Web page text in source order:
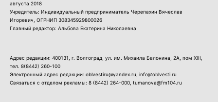
августа 2018
Учредитель: Индивидуальный предприниматель Черепахин Вячеслав
Игоревич, ОГРНИП 308345929800026
Главный редактор: Альбова Екатерина Николаевна
Адрес редакции: 400131, г. Волгоград, ул. им. Михаила Балонина, 2А, пом XIII,
тел. 8(8442) 260-100
Электронный адрес редакции: oblvestiru@yandex.ru, info@oblvesti.ru
Связаться с отделом рекламы: 8 (8442) 264-000 , tumanova@fm104.ru